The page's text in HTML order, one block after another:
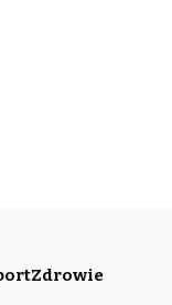
Zdrowie